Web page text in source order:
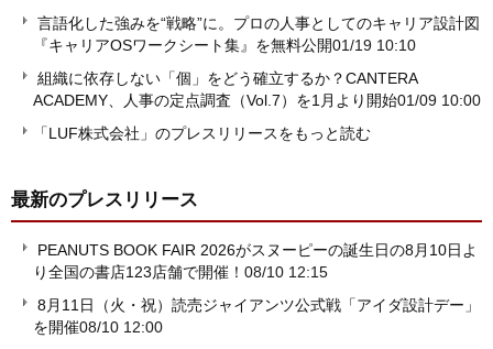
言語化した強みを“戦略”に。プロの人事としてのキャリア設計図
『キャリアOSワークシート集』を無料公開01/19 10:10
組織に依存しない「個」をどう確立するか？CANTERA
ACADEMY、人事の定点調査（Vol.7）を1月より開始01/09 10:00
「LUF株式会社」のプレスリリースをもっと読む
最新のプレスリリース
PEANUTS BOOK FAIR 2026がスヌーピーの誕生日の8月10日よ
り全国の書店123店舗で開催！ 08/10 12:15
8月11日（火・祝）読売ジャイアンツ公式戦「アイダ設計デー」
を開催08/10 12:00